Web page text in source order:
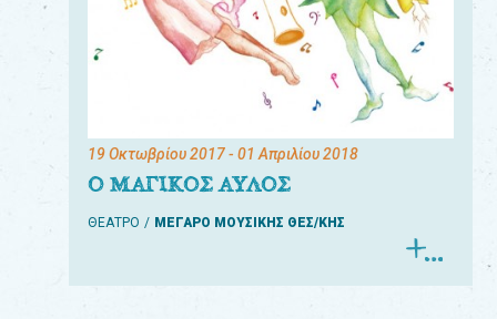
19 Οκτωβρίου 2017- 01 Απριλίου 2018
Ο ΜΑΓΙΚΟΣ ΑΥΛΟΣ
ΘΕΑΤΡΟ ΜΕΓΑΡΟ ΜΟΥΣΙΚΗΣ ΘΕΣ/ΚΗΣ